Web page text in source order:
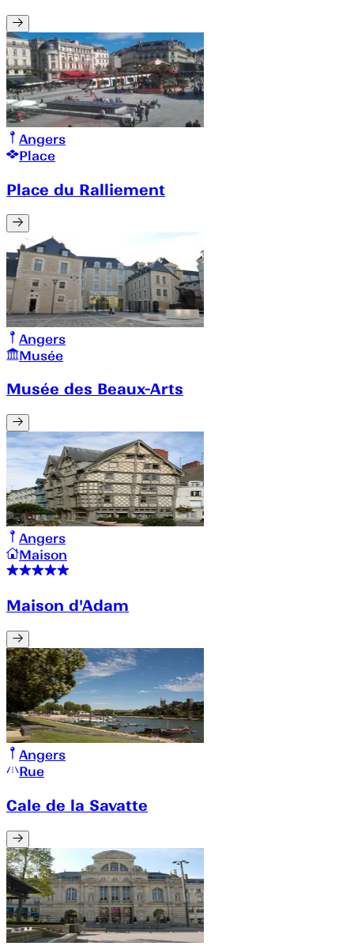
Angers
Place
Place du Ralliement
Angers
Musée
Musée des Beaux-Arts
Angers
Maison
Maison d'Adam
Angers
Rue
Cale de la Savatte